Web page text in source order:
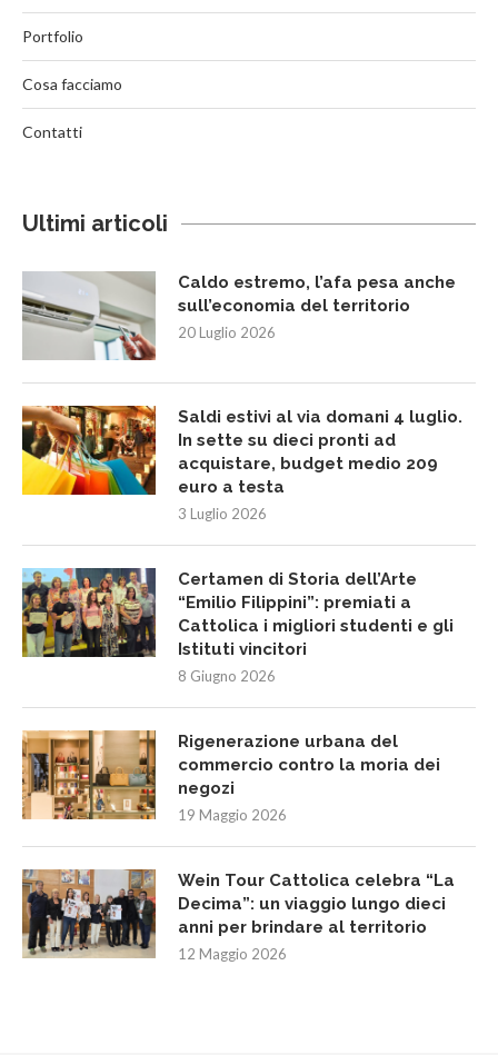
Portfolio
Cosa facciamo
Contatti
Ultimi articoli
Caldo estremo, l’afa pesa anche
sull’economia del territorio
20 Luglio 2026
Saldi estivi al via domani 4 luglio.
In sette su dieci pronti ad
acquistare, budget medio 209
euro a testa
3 Luglio 2026
Certamen di Storia dell’Arte
“Emilio Filippini”: premiati a
Cattolica i migliori studenti e gli
Istituti vincitori
8 Giugno 2026
Rigenerazione urbana del
commercio contro la moria dei
negozi
19 Maggio 2026
Wein Tour Cattolica celebra “La
Decima”: un viaggio lungo dieci
anni per brindare al territorio
12 Maggio 2026